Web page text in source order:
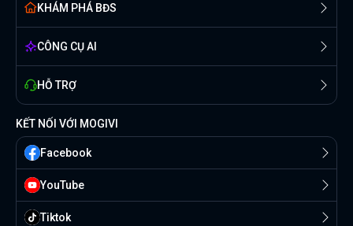
KHÁM PHÁ BĐS
CÔNG CỤ AI
HỖ TRỢ
KẾT NỐI VỚI MOGIVI
Facebook
YouTube
Tiktok